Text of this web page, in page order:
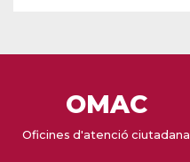
OMAC
Oficines d'atenció ciutadana